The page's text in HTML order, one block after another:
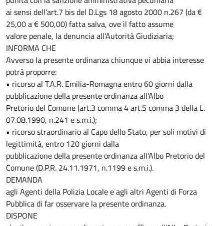
ai sensi dell’art.7 bis del D.Lgs 18 agosto 2000 n.267 (da €
25,00 a € 500,00) fatta salva, ove il fatto assume
valore penale, la denuncia all’Autorità Giudiziaria;
INFORMA CHE
Avverso la presente ordinanza chiunque vi abbia interesse
potrà proporre:
• ricorso al T.A.R. Emilia-Romagna entro 60 giorni dalla
pubblicazione della presente ordinanza all’Albo
Pretorio del Comune (art.3 comma 4 art.5 comma 3 della L.
07.08.1990, n.241 e s.m.i.);
• ricorso straordinario al Capo dello Stato, per soli motivi di
legittimità, entro 120 giorni dalla
pubblicazione della presente ordinanza all’Albo Pretorio del
Comune (D.P.R. 24.11.1971, n.1199 e s.m.i.).
DEMANDA
agli Agenti della Polizia Locale e agli altri Agenti di Forza
Pubblica di far osservare la presente ordinanza.
DISPONE